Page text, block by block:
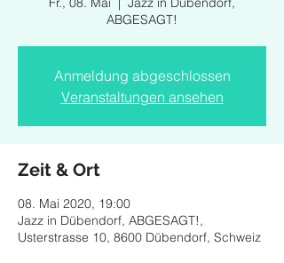
ABGESAGT!
Anmeldung abgeschlossen
Veranstaltungen ansehen
Zeit & Ort
08. Mai 2020, 19:00
Jazz in Dübendorf, ABGESAGT!,
Usterstrasse 10, 8600 Dübendorf, Schweiz